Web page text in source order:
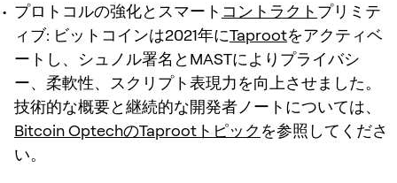
プロトコルの強化とスマート コントラクト プリミテ
ィブ: ビットコインは2021年にTaprootをアクティベ
ートし、シュノル署名とMASTによりプライバシ
ー、柔軟性、スクリプト表現力を向上させました。
技術的な概要と継続的な開発者ノートについては、
Bitcoin OptechのTaprootトピック を参照してくださ
い。